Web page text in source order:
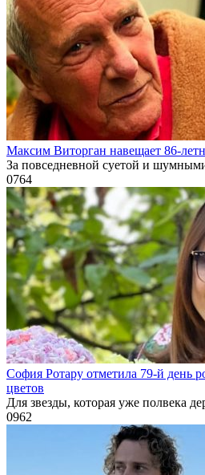
Максим Виторган навещает 86-
За повседневной суетой и
0764
София Ротару отметила 79-й день
цветов
Для звезды, которая уже полвека
0962